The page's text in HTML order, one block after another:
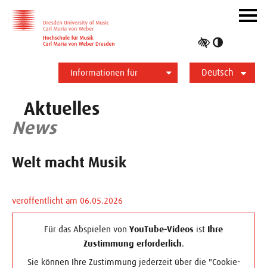
Informationen für
Deutsch
ein-/
Aktuelles
News
Welt macht Musik
veröffentlicht am 06.05.2026
Für das Abspielen von YouTube-Videos ist Ihre
Zustimmung erforderlich.
Sie können Ihre Zustimmung jederzeit über die "Cookie-